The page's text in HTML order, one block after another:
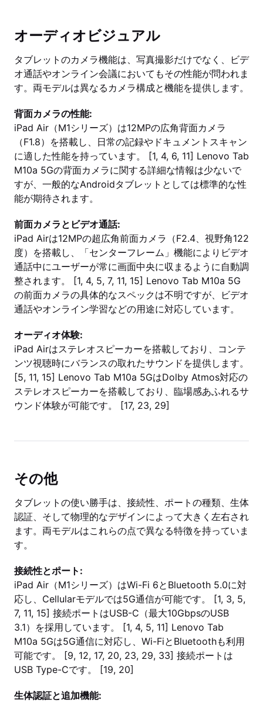
オーディオビジュアル
タブレットのカメラ機能は、写真撮影だけでなく、ビデ
オ通話やオンライン会議においてもその性能が問われま
す。両モデルは異なるカメラ構成と機能を提供します。
背面カメラの性能:
iPad Air（M1シリーズ）は12MPの広角背面カメラ
（F1.8）を搭載し、日常の記録やドキュメントスキャン
に適した性能を持っています。 [1, 4, 6, 11] Lenovo Tab
M10a 5Gの背面カメラに関する詳細な情報は少ないで
すが、一般的なAndroidタブレットとしては標準的な性
能が期待されます。
前面カメラとビデオ通話:
iPad Airは12MPの超広角前面カメラ（F2.4、視野角122
度）を搭載し、「センターフレーム」機能によりビデオ
通話中にユーザーが常に画面中央に収まるように自動調
整されます。 [1, 4, 5, 7, 11, 15] Lenovo Tab M10a 5G
の前面カメラの具体的なスペックは不明ですが、ビデオ
通話やオンライン学習などの用途に対応しています。
オーディオ体験:
iPad Airはステレオスピーカーを搭載しており、コンテ
ンツ視聴時にバランスの取れたサウンドを提供します。
[5, 11, 15] Lenovo Tab M10a 5GはDolby Atmos対応の
ステレオスピーカーを搭載しており、臨場感あふれるサ
ウンド体験が可能です。 [17, 23, 29]
その他
タブレットの使い勝手は、接続性、ポートの種類、生体
認証、そして物理的なデザインによって大きく左右され
ます。両モデルはこれらの点で異なる特徴を持っていま
す。
接続性とポート:
iPad Air（M1シリーズ）はWi-Fi 6とBluetooth 5.0に対
応し、Cellularモデルでは5G通信が可能です。 [1, 3, 5,
7, 11, 15] 接続ポートはUSB-C（最大10GbpsのUSB
3.1）を採用しています。 [1, 4, 5, 11] Lenovo Tab
M10a 5Gは5G通信に対応し、Wi-FiとBluetoothも利用
可能です。 [9, 12, 17, 20, 23, 29, 33] 接続ポートは
USB Type-Cです。 [19, 20]
生体認証と追加機能: